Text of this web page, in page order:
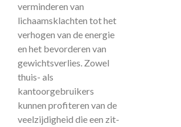
verminderen van
lichaamsklachten tot het
verhogen van de energie
en het bevorderen van
gewichtsverlies. Zowel
thuis- als
kantoorgebruikers
kunnen profiteren van de
veelzijdigheid die een zit-